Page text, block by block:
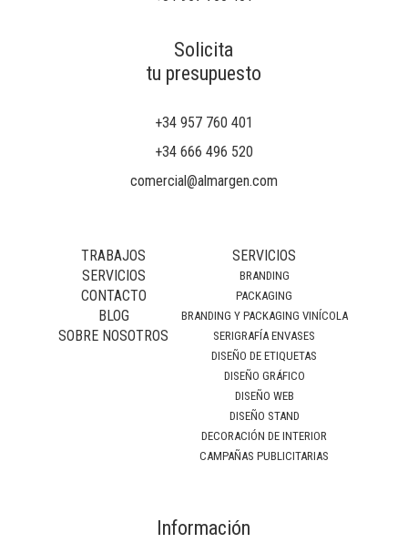
Solicita
tu presupuesto
+34 957 760 401
+34 666 496 520
comercial@almargen.com
TRABAJOS
SERVICIOS
CONTACTO
BLOG
SOBRE NOSOTROS
SERVICIOS
BRANDING
PACKAGING
BRANDING Y PACKAGING VINÍCOLA
SERIGRAFÍA ENVASES
DISEÑO DE ETIQUETAS
DISEÑO GRÁFICO
DISEÑO WEB
DISEÑO STAND
DECORACIÓN DE INTERIOR
CAMPAÑAS PUBLICITARIAS
Información